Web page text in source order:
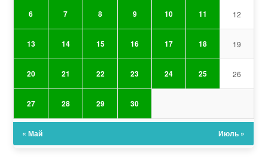
6 7 8 9 10 11 12
13 14 15 16 17 18 19
20 21 22 23 24 25 26
27 28 29 30
« Май Июль »